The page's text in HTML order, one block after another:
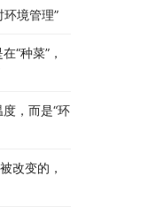
环境管理”
“种菜”，
，而是“环
改变的，